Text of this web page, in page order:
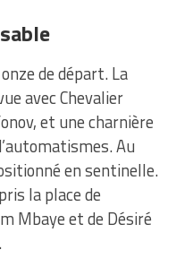
de départ. La
avec Chevalier
et une charnière
Au
en sentinelle.
la place de
Mbaye et de Désiré